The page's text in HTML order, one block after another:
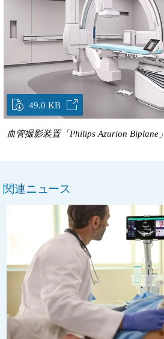
49.0 KB
血管撮影装置「Philips Azurion Biplane」
関連ニュース